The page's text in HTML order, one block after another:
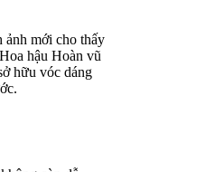
ảnh mới cho thấy
hậu Hoàn vũ
hữu vóc dáng